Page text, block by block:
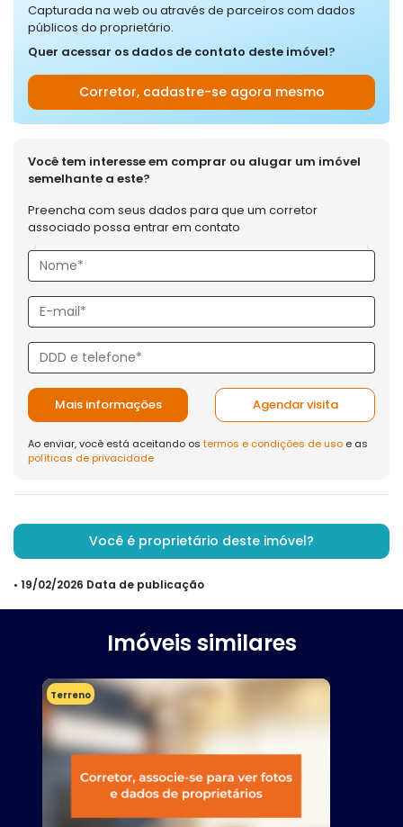
Capturada na web ou através de parceiros com dados
públicos do proprietário.
Quer acessar os dados de contato deste imóvel?
Corretor, cadastre-se agora mesmo
Você tem interesse em comprar ou alugar um imóvel
semelhante a este?
Preencha com seus dados para que um corretor
associado possa entrar em contato
Mais informações Agendar visita
Ao enviar, você está aceitando os termos e condições de uso e as
políticas de privacidade
Você é proprietário deste imóvel?
• 19/02/2026 Data de publicação
Imóveis similares
Terreno